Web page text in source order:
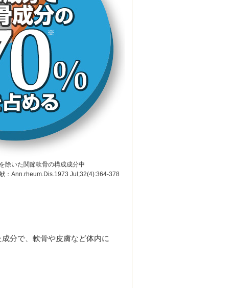
除いた関節軟骨の構成成分中
：Ann.rheum.Dis.1973 Jul;32(4):364-378
分で、軟骨や皮膚など体内に